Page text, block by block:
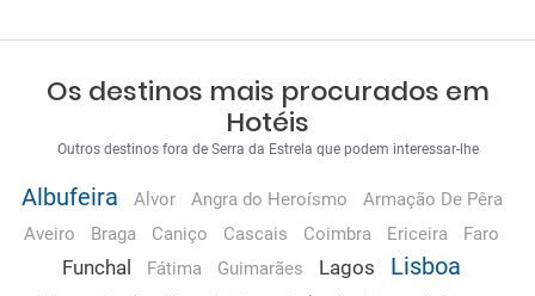
Os destinos mais procurados em
Hotéis
Outros destinos fora de Serra da Estrela que podem interessar-lhe
Albufeira Alvor Angra do Heroísmo
Armação De Pêra
Aveiro
Braga Caniço Cascais Coimbra Ericeira Faro
Funchal Fátima Guimarães Lagos Lisboa